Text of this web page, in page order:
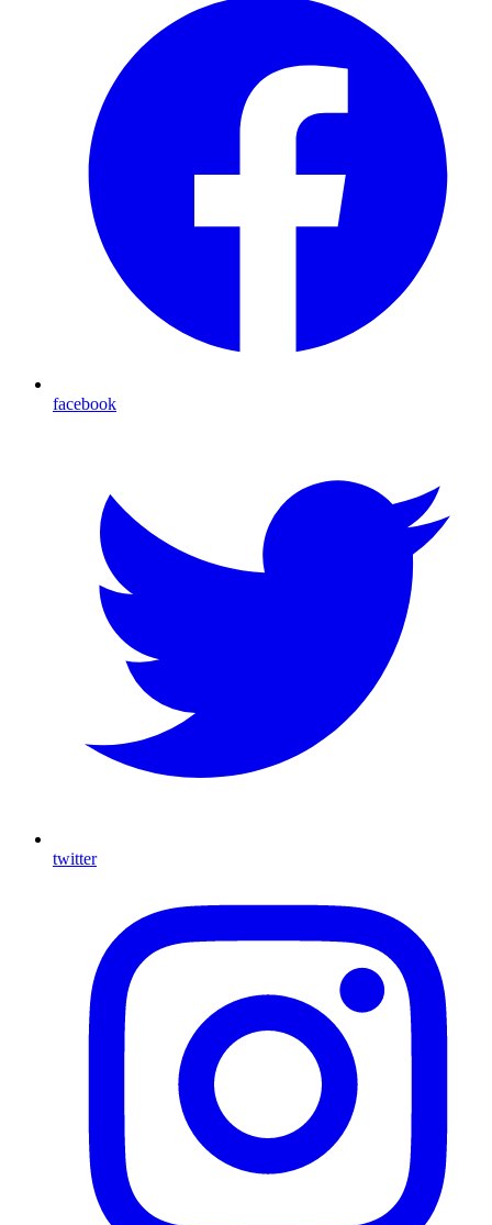
facebook
twitter